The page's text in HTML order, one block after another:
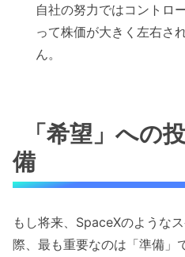
自社の努力ではコントロ
って株価が大きく左右さ
ん。
「希望」への
備
もし将来、SpaceXのような
際、最も重要なのは「準備」